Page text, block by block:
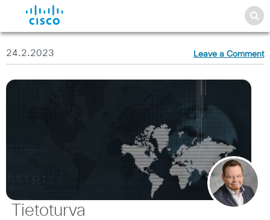
24.2.2023 Leave a Comment
Tietoturva